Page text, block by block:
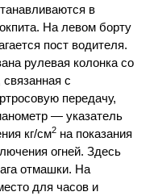
в
На левом борту
пост водителя.
рулевая колонка со
с
передачу,
— указатель
кг/см2 на показания
огней. Здесь
отмашки. На
для часов и